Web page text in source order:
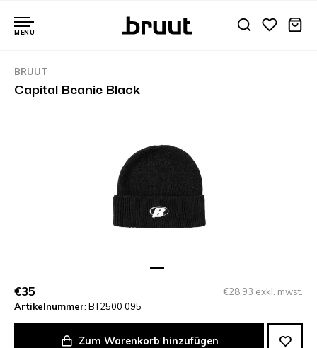
MENU
BRUUT
Capital Beanie Black
€35
€28,93 exkl. mwst.
Artikelnummer: BT2500 095
Zum Warenkorb hinzufügen